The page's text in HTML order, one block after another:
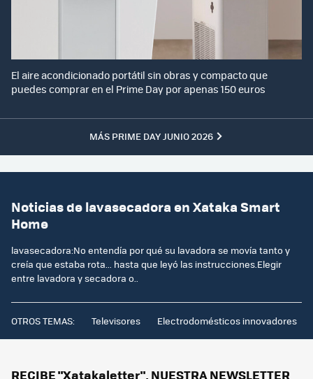
El aire acondicionado portátil sin obras y compacto que
puedes comprar en el Prime Day por apenas 150 euros
MÁS PRIME DAY JUNIO 2026
Noticias de lavasecadora en Xataka Smart
Home
lavasecadora:No entendía por qué su lavadora se movía tanto y
creía que estaba rota... hasta que leyó las instrucciones.Elegir
entre lavadora y secadora o..
OTROS TEMAS: Televisores Electrodomésticos innovadores
RECIBE "Xatakaletter", NUESTRA NEWSLETTER